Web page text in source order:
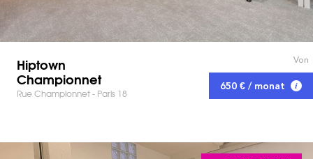
Hiptown
Championnet
Rue Championnet - Paris 18
Von
650 € / monat